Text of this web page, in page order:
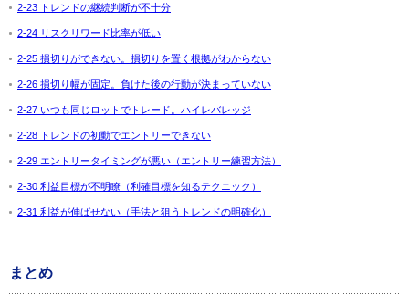
2-23 トレンドの継続判断が不十分
2-24 リスクリワード比率が低い
2-25 損切りができない。損切りを置く根拠がわからない
2-26 損切り幅が固定。負けた後の行動が決まっていない
2-27 いつも同じロットでトレード。ハイレバレッジ
2-28 トレンドの初動でエントリーできない
2-29 エントリータイミングが悪い（エントリー練習方法）
2-30 利益目標が不明瞭（利確目標を知るテクニック）
2-31 利益が伸ばせない（手法と狙うトレンドの明確化）
まとめ